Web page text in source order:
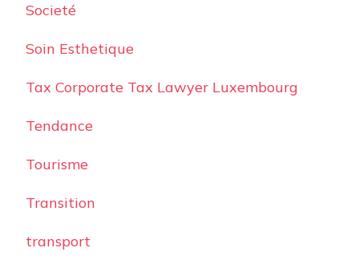
Societé
Soin Esthetique
Tax Corporate Tax Lawyer Luxembourg
Tendance
Tourisme
Transition
transport